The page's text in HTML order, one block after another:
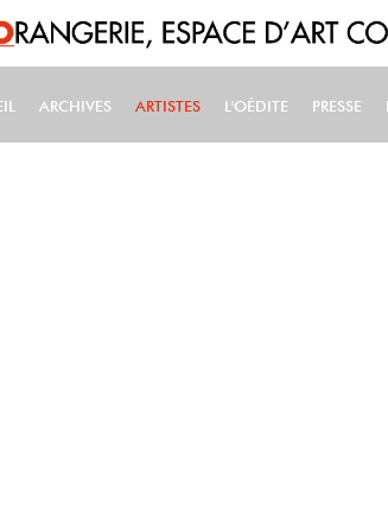
NAVIGATION
ARCHIVES ARTISTES L'OÉDITE PRESSE